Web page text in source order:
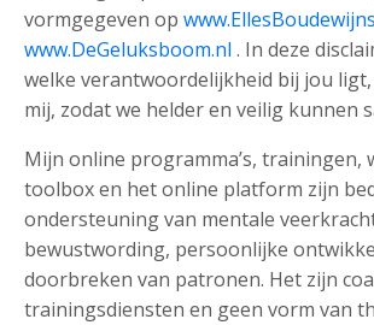
vormgegeven op
www.DeGeluksboom.nl . In deze
welke verantwoordelijkheid bij jou
mij, zodat we helder en veilig kunnen
Mijn online programma’s, trainingen,
toolbox en het online platform zijn
ondersteuning van mentale
bewustwording, persoonlijke
doorbreken van patronen. Het zijn
trainingsdiensten en geen vorm van